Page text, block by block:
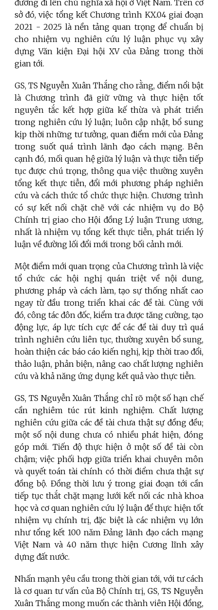
đường đi lên chủ nghĩa xã hội ở Việt Nam. Trên cơ
sở đó, việc tổng kết Chương trình KX.04 giai đoạn
2021 - 2025 là nền tảng quan trọng để chuẩn bị
cho nhiệm vụ nghiên cứu lý luận phục vụ xây
dựng Văn kiện Đại hội XV của Đảng trong thời
gian tới.
GS, TS Nguyễn Xuân Thắng cho rằng, điểm nổi bật
là Chương trình đã giữ vững và thực hiện tốt
nguyên tắc kết hợp giữa kế thừa và phát triển
trong nghiên cứu lý luận; luôn cập nhật, bổ sung
kịp thời những tư tưởng, quan điểm mới của Đảng
trong suốt quá trình lãnh đạo cách mạng. Bên
cạnh đó, mối quan hệ giữa lý luận và thực tiễn tiếp
tục được chú trọng, thông qua việc thường xuyên
tổng kết thực tiễn, đổi mới phương pháp nghiên
cứu và cách thức tổ chức thực hiện. Chương trình
có sự kết nối chặt chẽ với các nhiệm vụ do Bộ
Chính trị giao cho Hội đồng Lý luận Trung ương,
nhất là nhiệm vụ tổng kết thực tiễn, phát triển lý
luận về đường lối đổi mới trong bối cảnh mới.
Một điểm mới quan trọng của Chương trình là việc
tổ chức các hội nghị quán triệt về nội dung,
phương pháp và cách làm, tạo sự thống nhất cao
ngay từ đầu trong triển khai các đề tài. Cùng với
đó, công tác đôn đốc, kiểm tra được tăng cường, tạo
động lực, áp lực tích cực để các đề tài duy trì quá
trình nghiên cứu liên tục, thường xuyên bổ sung,
hoàn thiện các báo cáo kiến nghị, kịp thời trao đổi,
thảo luận, phản biện, nâng cao chất lượng nghiên
cứu và khả năng ứng dụng kết quả vào thực tiễn.
GS, TS Nguyễn Xuân Thắng chỉ rõ một số hạn chế
cần nghiêm túc rút kinh nghiệm. Chất lượng
nghiên cứu giữa các đề tài chưa thật sự đồng đều;
một số nội dung chưa có nhiều phát hiện, đóng
góp mới. Tiến độ thực hiện ở một số đề tài còn
chậm; việc phối hợp giữa triển khai chuyên môn
và quyết toán tài chính có thời điểm chưa thật sự
đồng bộ. Đồng thời lưu ý trong giai đoạn tới cần
tiếp tục thắt chặt mạng lưới kết nối các nhà khoa
học và cơ quan nghiên cứu lý luận để thực hiện tốt
nhiệm vụ chính trị, đặc biệt là các nhiệm vụ lớn
như tổng kết 100 năm Đảng lãnh đạo cách mạng
Việt Nam và 40 năm thực hiện Cương lĩnh xây
dựng đất nước.
Nhấn mạnh yêu cầu trong thời gian tới, với tư cách
là cơ quan tư vấn của Bộ Chính trị, GS, TS Nguyễn
Xuân Thắng mong muốn các thành viên Hội đồng,